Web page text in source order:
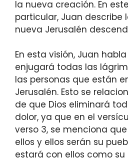
la nueva creación. En
particular, Juan describe
nueva Jerusalén
En esta visión, Juan
enjugará todas las
las personas que están
Jerusalén. Esto se
de que Dios eliminará
dolor, ya que en el
verso 3, se menciona
ellos y ellos serán su
estará con ellos como su